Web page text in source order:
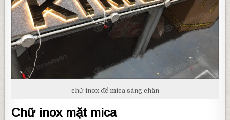
chữ inox đế mica sáng chân
Chữ inox mặt mica